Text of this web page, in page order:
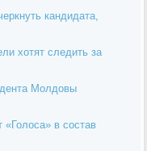
кандидата,
хотят следить за
Молдовы
«Голоса» в состав